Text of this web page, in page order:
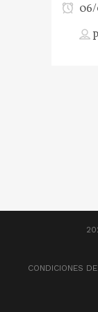
CONDICIONES